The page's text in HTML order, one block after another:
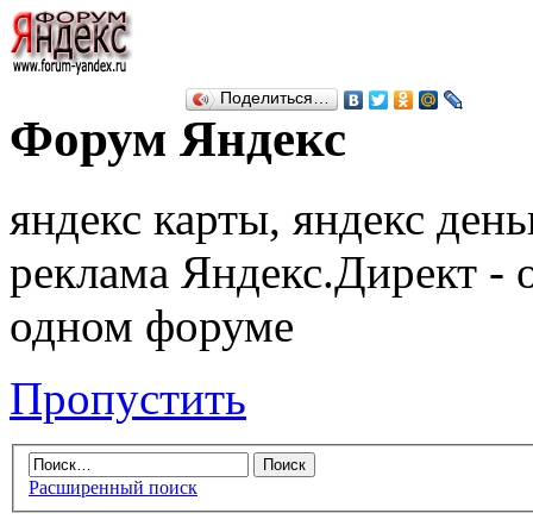
Форум Яндекс
яндекс карты, яндекс
реклама Яндекс.Директ -
одном форуме
Пропустить
Расширенный поиск
Поделиться…